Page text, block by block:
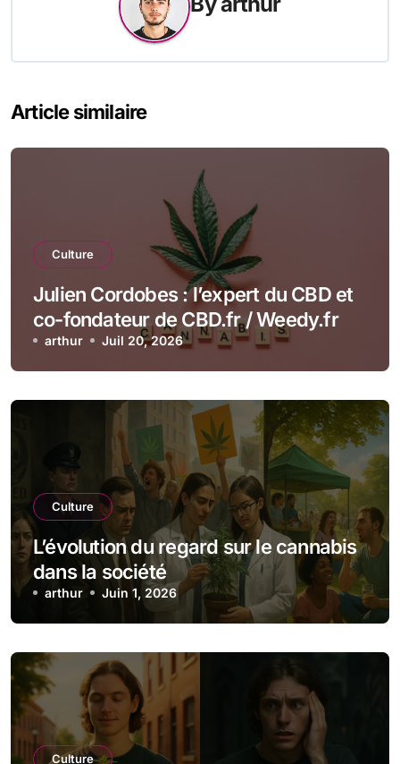
Article similaire
Culture
Julien Cordobes : l’expert du CBD et
co-fondateur de CBD.fr / Weedy.fr
arthur Juil 20, 2026
Culture
L’évolution du regard sur le cannabis
dans la société
arthur Juin 1, 2026
Culture